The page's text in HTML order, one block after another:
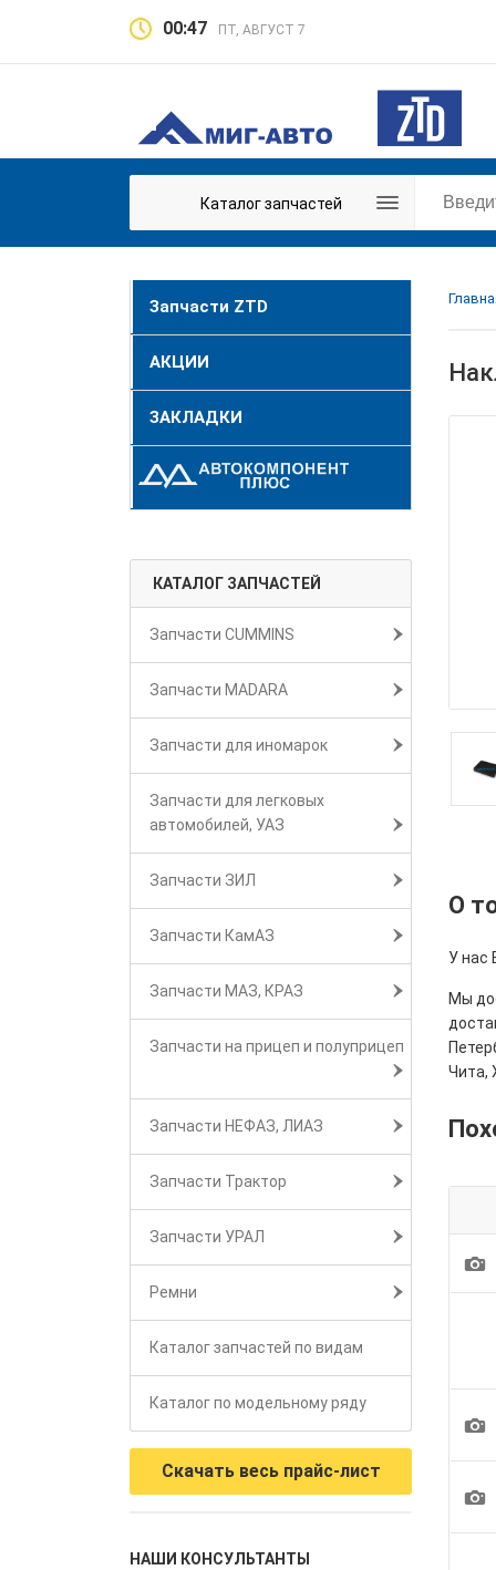
00:47 ПТ, АВГУСТ 7
Каталог запчастей
Запчасти ZTD
АКЦИИ
ЗАКЛАДКИ
КАТАЛОГ ЗАПЧАСТЕЙ
Запчасти CUMMINS
Запчасти MADARA
Запчасти для иномарок
Запчасти для легковых
автомобилей, УАЗ
Запчасти ЗИЛ
Запчасти КамАЗ
Запчасти МАЗ, КРАЗ
Запчасти на прицеп и полуприцеп
Запчасти НЕФАЗ, ЛИАЗ
Запчасти Трактор
Запчасти УРАЛ
Ремни
Каталог запчастей по видам
Каталог по модельному ряду
Скачать весь прайс-лист
НАШИ КОНСУЛЬТАНТЫ
О
У нас
Мы
Чита,
1
1
1